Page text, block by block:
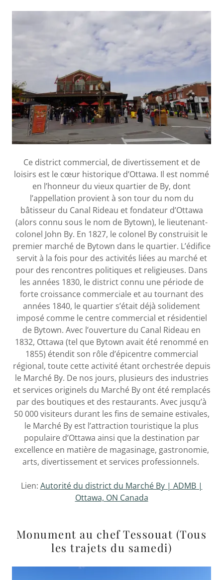
Ce district commercial, de divertissement et de
loisirs est le cœur historique d’Ottawa. Il est nommé
en l’honneur du vieux quartier de By, dont
l’appellation provient à son tour du nom du
bâtisseur du Canal Rideau et fondateur d’Ottawa
(alors connu sous le nom de Bytown), le lieutenant-
colonel John By. En 1827, le colonel By construisit le
premier marché de Bytown dans le quartier. L’édifice
servit à la fois pour des activités liées au marché et
pour des rencontres politiques et religieuses. Dans
les années 1830, le district connu une période de
forte croissance commerciale et au tournant des
années 1840, le quartier s’était déjà solidement
imposé comme le centre commercial et résidentiel
de Bytown. Avec l’ouverture du Canal Rideau en
1832, Ottawa (tel que Bytown avait été renommé en
1855) étendit son rôle d’épicentre commercial
régional, toute cette activité étant orchestrée depuis
le Marché By. De nos jours, plusieurs des industries
et services originels du Marché By ont été remplacés
par des boutiques et des restaurants. Avec jusqu’à
50 000 visiteurs durant les fins de semaine estivales,
le Marché By est l’attraction touristique la plus
populaire d’Ottawa ainsi que la destination par
excellence en matière de magasinage, gastronomie,
arts, divertissement et services professionnels.
Lien: Autorité du district du Marché By | ADMB |
Ottawa, ON Canada
Monument au chef Tessouat (Tous
les trajets du samedi)